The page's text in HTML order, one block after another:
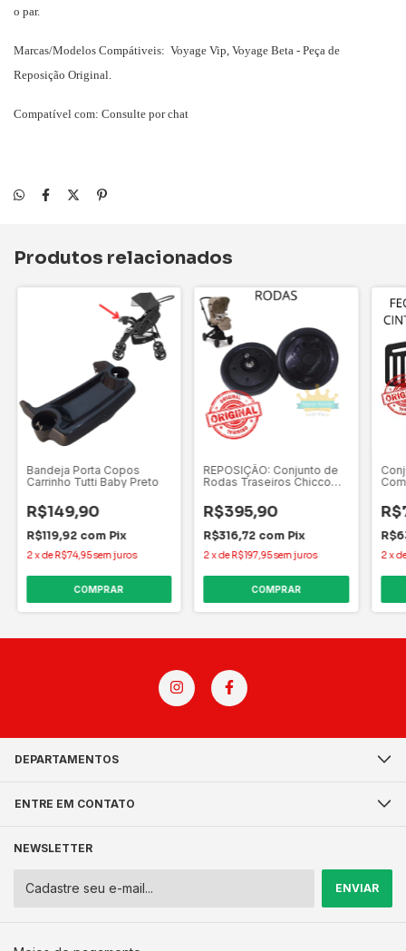
o par.
Marcas/Modelos Compátiveis: Voyage Vip, Voyage Beta - Peça de
Reposição Original.
Compatível com: Consulte por chat
Produtos relacionados
Bandeja Porta Copos
Carrinho Tutti Baby Preto
R$149,90
R$119,92 com Pix
2xdeR$74,95sem juros
REPOSIÇÃO: Conjunto de
Rodas Traseiros Chicco
R$395,90
R$316,72 com Pix
2xdeR$197,95sem juros 2x
DEPARTAMENTOS
ENTRE EM CONTATO
NEWSLETTER